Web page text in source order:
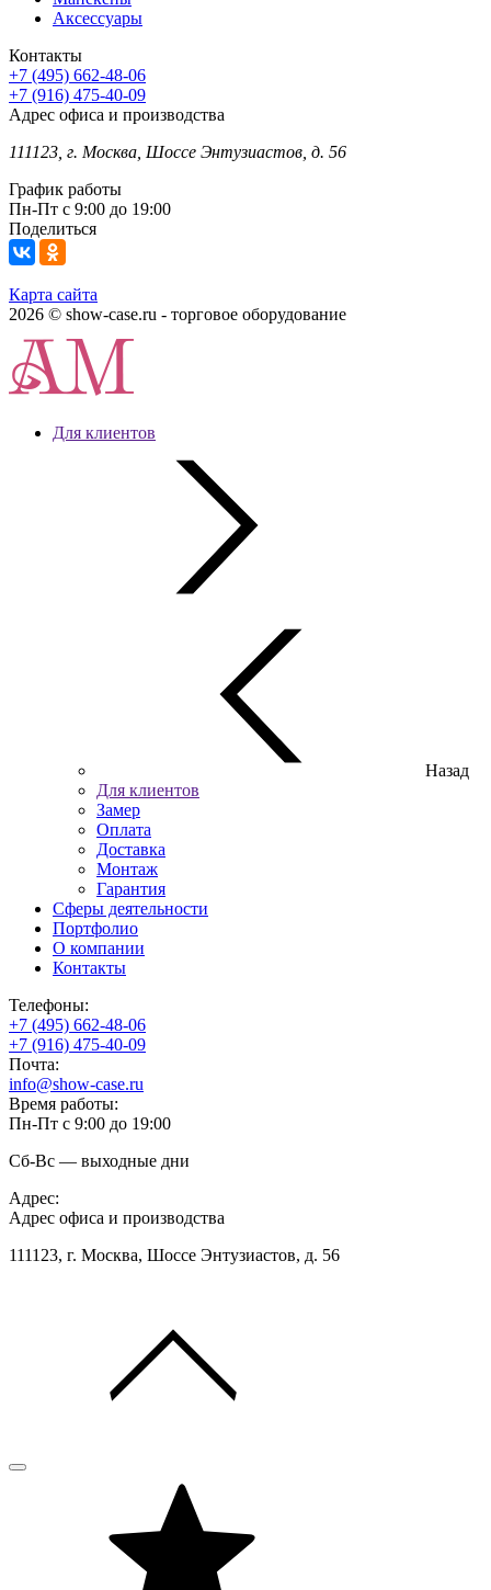
Аксессуары
Контакты
+7 (495) 662-48-06
+7 (916) 475-40-09
Адрес офиса и производства
111123, г. Москва, Шоссе Энтузиастов, д. 56
График работы
Пн-Пт с 9:00 до 19:00
Поделиться
Карта сайта
2026 © show-case.ru - торговое оборудование
Для клиентов
Назад
Для клиентов
Замер
Оплата
Доставка
Монтаж
Гарантия
Сферы деятельности
Портфолио
О компании
Контакты
Телефоны:
+7 (495) 662-48-06
+7 (916) 475-40-09
Почта:
info@show-case.ru
Время работы:
Пн-Пт с 9:00 до 19:00
Сб-Вс — выходные дни
Адрес:
Адрес офиса и производства
111123, г. Москва, Шоссе Энтузиастов, д. 56